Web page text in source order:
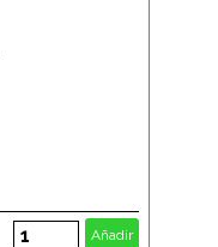
Añadir